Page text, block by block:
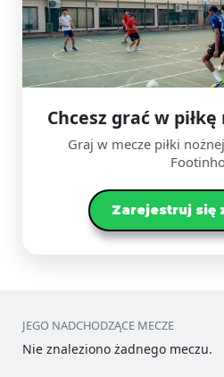
Chcesz grać w
Graj w mecze piłki
Zarejestruj się
JEGO NADCHODZĄCE MECZE
Nie znaleziono żadnego meczu.